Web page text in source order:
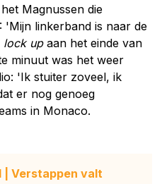
Magnussen die
'Mijn linkerband is naar de
lock upaan het einde van
minuut was het weer
'Ik stuiter zoveel, ik
er nog genoeg
in Monaco.
| Verstappen valt